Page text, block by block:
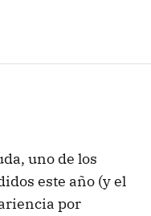
uno de los
este año (y el
por